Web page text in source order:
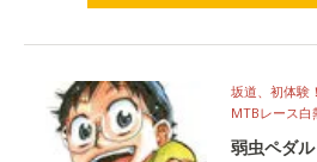
坂道、初体験！
MTBレース白
弱虫ペダル